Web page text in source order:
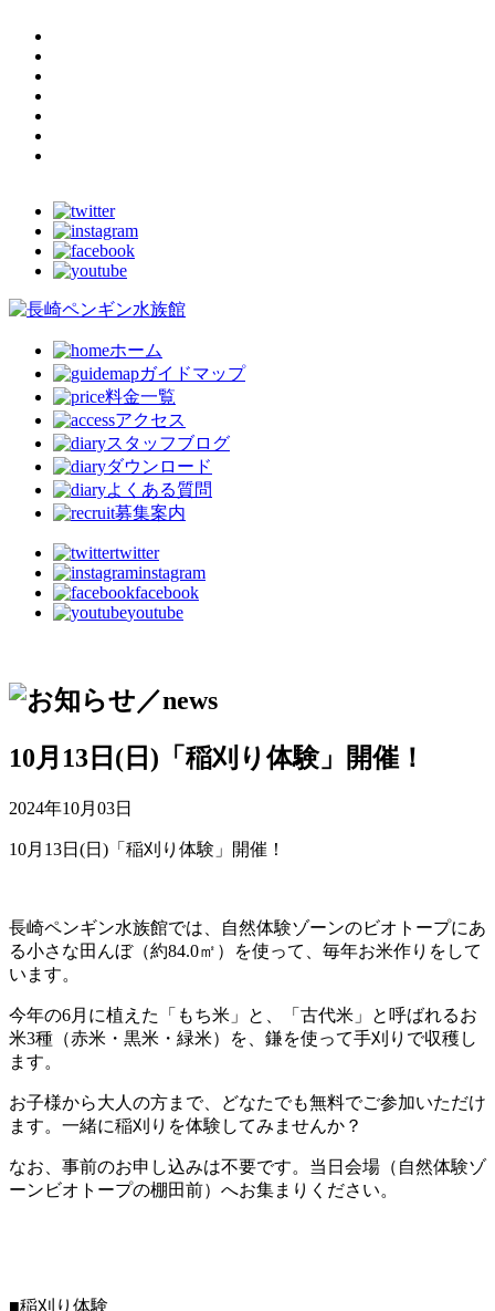
ホーム
ガイドマップ
料金一覧
アクセス
スタッフブログ
ダウンロード
よくある質問
募集案内
twitter
instagram
facebook
youtube
10月13日(日)「稲刈り体験」開催！
2024年10月03日
10月13日(日)「稲刈り体験」開催！
長崎ペンギン水族館では、自然体験ゾーンのビオトープにあ
る小さな田んぼ（約84.0㎡）を使って、毎年お米作りをして
います。
今年の6月に植えた「もち米」と、「古代米」と呼ばれるお
米3種（赤米・黒米・緑米）を、鎌を使って手刈りで収穫し
ます。
お子様から大人の方まで、どなたでも無料でご参加いただけ
ます。一緒に稲刈りを体験してみませんか？
なお、事前のお申し込みは不要です。当日会場（自然体験ゾ
ーンビオトープの棚田前）へお集まりください。
■稲刈り体験